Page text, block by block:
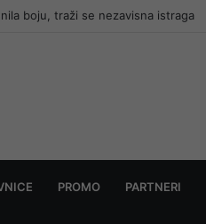
boju, traži se nezavisna istraga
PROMO PARTNERI